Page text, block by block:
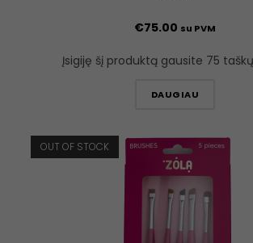
€75.00 su PVM
Įsigiję šį produktą gausite 75
DAUGIAU
OUT OF STOCK